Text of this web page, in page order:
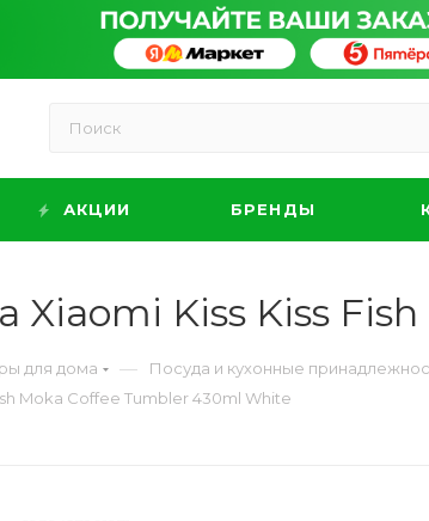
АКЦИИ БРЕНДЫ
Xiaomi Kiss Kiss
для дома — Посуда и кухонные
Moka Coffee Tumbler 430ml White